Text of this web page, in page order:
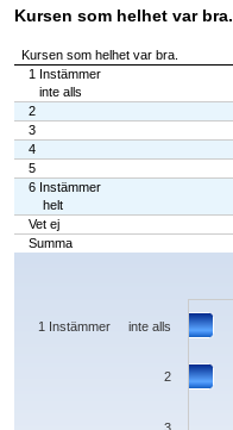
Kursen som helhet var bra.
Kursen som helhet var bra.
1 Instämmer
inte alls
2
3
4
5
6 Instämmer
helt
Vet ej
Summa
Chart
The chart has 1 X axis displaying
The chart has 1 Y axis displaying
2
1 Instämmer inte alls